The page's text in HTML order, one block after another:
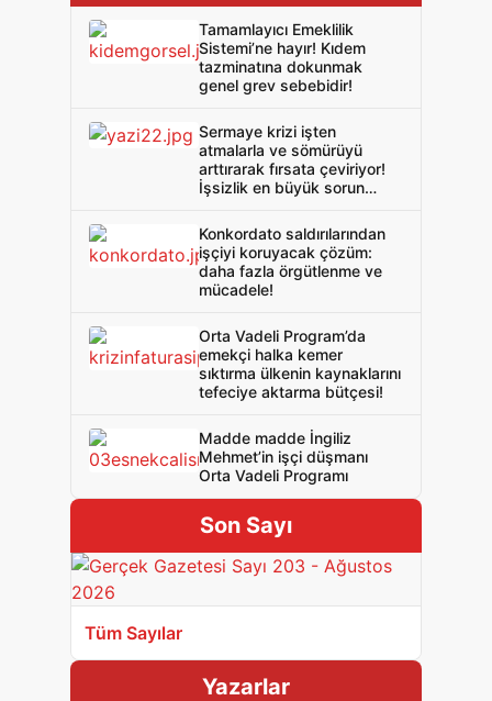
Tamamlayıcı Emeklilik
Sistemi’ne hayır! Kıdem
tazminatına dokunmak
genel grev sebebidir!
Sermaye krizi işten
atmalarla ve sömürüyü
arttırarak fırsata çeviriyor!
İşsizlik en büyük sorun
Konkordato saldırılarından
işçiyi koruyacak çözüm:
daha fazla örgütlenme ve
mücadele!
Orta Vadeli Program’da
emekçi halka kemer
sıktırma ülkenin kaynaklarını
tefeciye aktarma bütçesi!
Madde madde İngiliz
Mehmet’in işçi düşmanı
Orta Vadeli Programı
Son Sayı
Tüm Sayılar
Yazarlar